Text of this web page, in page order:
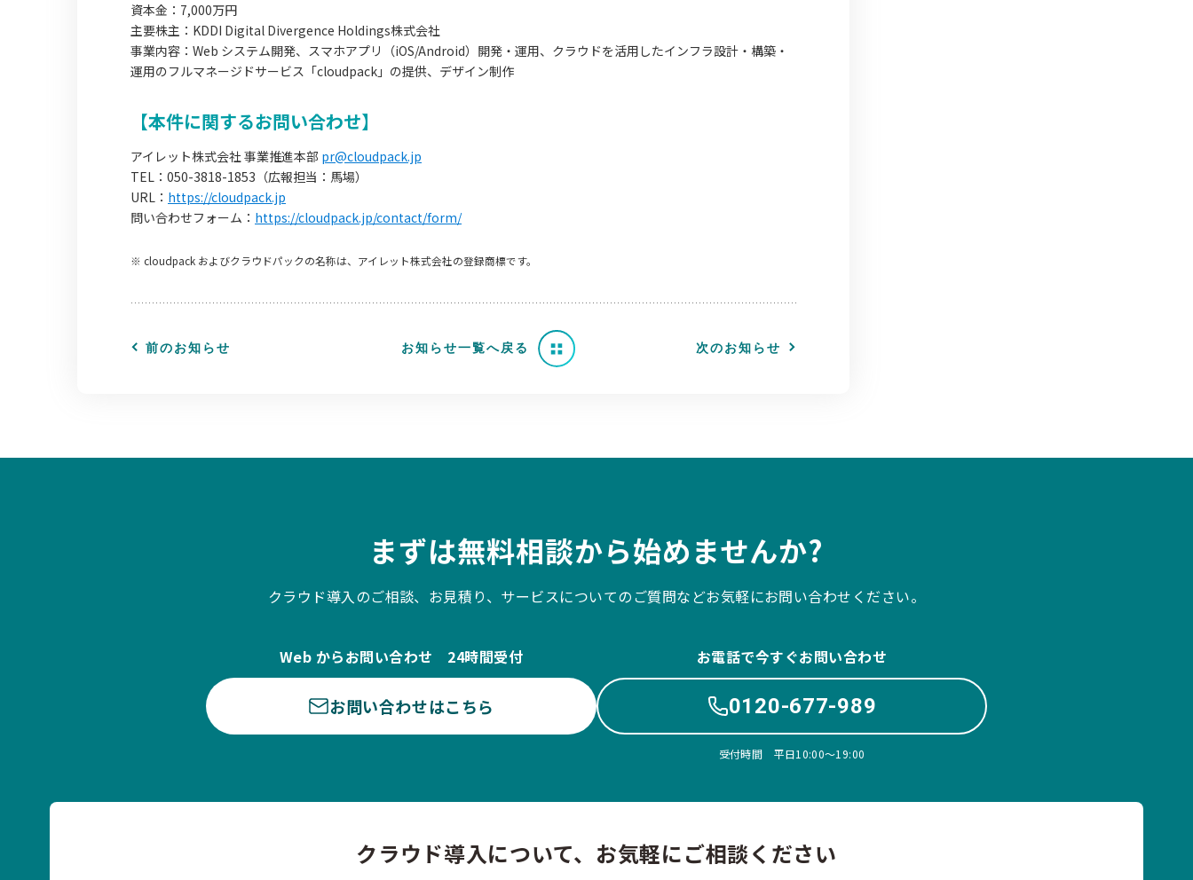
資本金：7,000万円
主要株主：KDDI Digital Divergence Holdings株式会社
事業内容：Web システム開発、スマホアプリ（iOS/Android）開発・運用、クラウドを活用したインフラ設計・構築・
運用のフルマネージドサービス「cloudpack」の提供、デザイン制作
【本件に関するお問い合わせ】
アイレット株式会社 事業推進本部 pr@cloudpack.jp
TEL：050-3818-1853（広報担当：馬場）
URL： https://cloudpack.jp
問い合わせフォーム： https://cloudpack.jp/contact/form/
※ cloudpack およびクラウドパックの名称は、アイレット株式会社の登録商標です。
前のお知らせ お知らせ一覧へ戻る 次のお知らせ
まずは無料相談から始めませんか?
クラウド導入のご相談、お見積り、サービスについてのご質問などお気軽にお問い合わせください。
Web からお問い合わせ 24時間受付
お問い合わせはこちら
お電話で今すぐお問い合わせ
0120-677-989
受付時間 平日10:00〜19:00
クラウド導入について、お気軽にご相談ください